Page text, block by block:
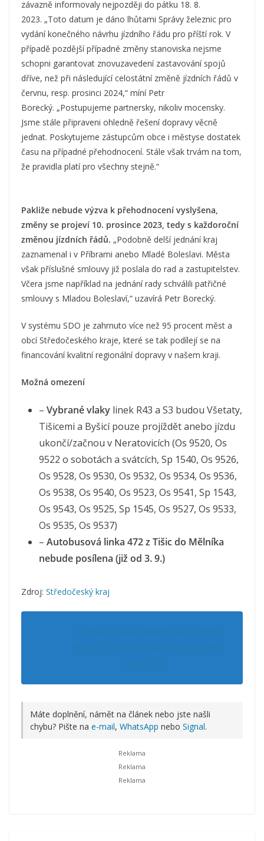
závazně informovaly nejpozději do pátku 18. 8.
2023. „Toto datum je dáno lhůtami Správy železnic pro
vydání konečného návrhu jízdního řádu pro příští rok. V
případě pozdější případné změny stanoviska nejsme
schopni garantovat znovuzavedení zastavování spojů
dříve, než při následující celostátní změně jízdních řádů v
červnu, resp. prosinci 2024,“ míní Petr
Borecký. „Postupujeme partnersky, nikoliv mocensky.
Jsme stále připraveni ohledně řešení dopravy věcně
jednat. Poskytujeme zástupcům obce i městyse dostatek
času na případné přehodnocení. Stále však trvám na tom,
že pravidla platí pro všechny stejně.“
Pakliže nebude výzva k přehodnocení vyslyšena,
změny se projeví 10. prosince 2023, tedy s každoroční
změnou jízdních řádů. „Podobně delší jednání kraj
zaznamenal i v Příbrami anebo Mladé Boleslavi. Města
však příslušné smlouvy již poslala do rad a zastupitelstev.
Včera jsme například na jednání rady schválili patřičné
smlouvy s Mladou Boleslaví,“ uzavírá Petr Borecký.
V systému SDO je zahrnuto více než 95 procent měst a
obcí Středočeského kraje, které se tak podílejí se na
financování kvalitní regionální dopravy v našem kraji.
Možná omezení
– Vybrané vlaky linek R43 a S3 budou Všetaty,
Tišicemi a Byšicí pouze projíždět anebo jízdu
ukončí/začnou v Neratovicích (Os 9520, Os
9522 o sobotách a svátcích, Sp 1540, Os 9526,
Os 9528, Os 9530, Os 9532, Os 9534, Os 9536,
Os 9538, Os 9540, Os 9523, Os 9541, Sp 1543,
Os 9543, Os 9525, Sp 1545, Os 9527, Os 9533,
Os 9535, Os 9537)
– Autobusová linka 472 z Tišic do Mělníka
nebude posílena (již od 3. 9.)
Zdroj: Středočeský kraj
Máte doplnění, námět na článek nebo jste našli
chybu? Pište na e-mail, WhatsApp nebo Signal.